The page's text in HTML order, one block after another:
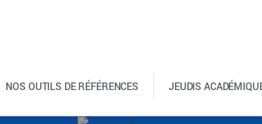
NOS OUTILS DE RÉFÉRENCES JEUDIS